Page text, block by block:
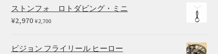
ストンフォ ロトダビング・ミニ
¥2,970 ¥2,700
ビジョン フライリール ヒーロー